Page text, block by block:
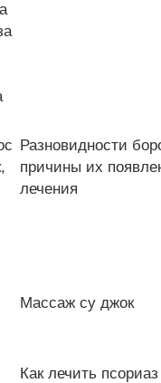
Разновидности
причины их
лечения
Массаж су джок
Как лечить псориаз